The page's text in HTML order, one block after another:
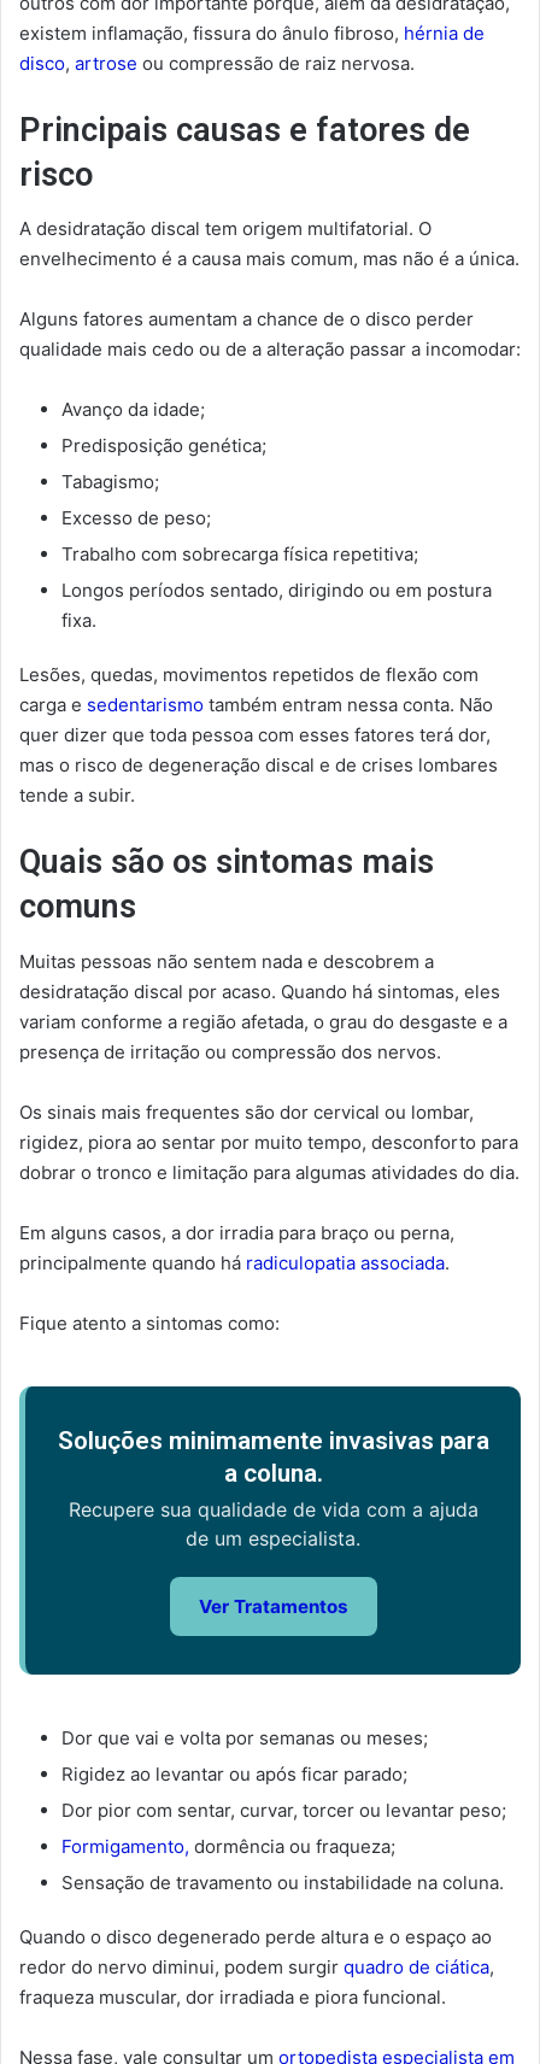
existem inflamação, fissura do ânulo fibroso, hérnia de
disco, artrose ou compressão de raiz nervosa.
Principais causas e fatores de
risco
A desidratação discal tem origem multifatorial. O
envelhecimento é a causa mais comum, mas não é a única.
Alguns fatores aumentam a chance de o disco perder
qualidade mais cedo ou de a alteração passar a incomodar:
Avanço da idade;
Predisposição genética;
Tabagismo;
Excesso de peso;
Trabalho com sobrecarga física repetitiva;
Longos períodos sentado, dirigindo ou em postura
fixa.
Lesões, quedas, movimentos repetidos de flexão com
carga e sedentarismo também entram nessa conta. Não
quer dizer que toda pessoa com esses fatores terá dor,
mas o risco de degeneração discal e de crises lombares
tende a subir.
Quais são os sintomas mais
comuns
Muitas pessoas não sentem nada e descobrem a
desidratação discal por acaso. Quando há sintomas, eles
variam conforme a região afetada, o grau do desgaste e a
presença de irritação ou compressão dos nervos.
Os sinais mais frequentes são dor cervical ou lombar,
rigidez, piora ao sentar por muito tempo, desconforto para
dobrar o tronco e limitação para algumas atividades do dia.
Em alguns casos, a dor irradia para braço ou perna,
principalmente quando há radiculopatia associada.
Fique atento a sintomas como:
Soluções minimamente invasivas para
a coluna.
Recupere sua qualidade de vida com a ajuda
de um especialista.
Ver Tratamentos
Dor que vai e volta por semanas ou meses;
Rigidez ao levantar ou após ficar parado;
Dor pior com sentar, curvar, torcer ou levantar peso;
Formigamento, dormência ou fraqueza;
Sensação de travamento ou instabilidade na coluna.
Quando o disco degenerado perde altura e o espaço ao
redor do nervo diminui, podem surgir quadro de ciática,
fraqueza muscular, dor irradiada e piora funcional.
Nessa fase, vale consultar um ortopedista especialista em